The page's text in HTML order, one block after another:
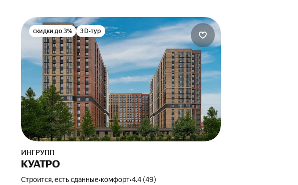
скидки до 3% 3D-тур
ИНГРУПП
КУАТРО
Строится, есть сданные•комфорт•4.4 (49)